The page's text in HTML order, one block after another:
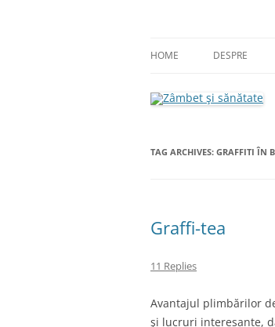
HOME DESPRE
TAG ARCHIVES: GRAFFITI ÎN
Graffi-tea
11 Replies
Avantajul plimbărilor
şi lucruri interesante,